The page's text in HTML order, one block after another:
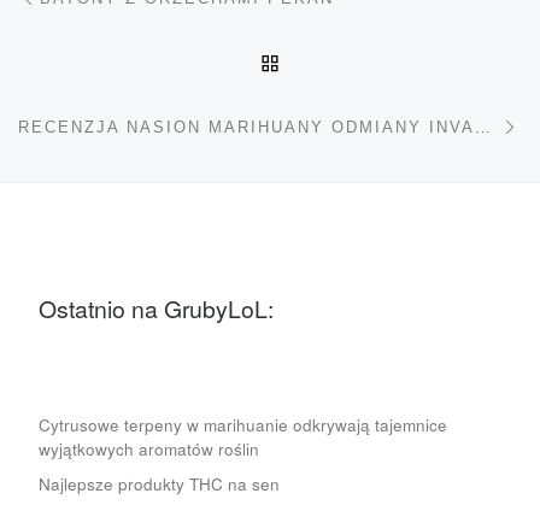
Ostatnio na GrubyLoL:
Cytrusowe terpeny w marihuanie odkrywają tajemnice
wyjątkowych aromatów roślin
Najlepsze produkty THC na sen